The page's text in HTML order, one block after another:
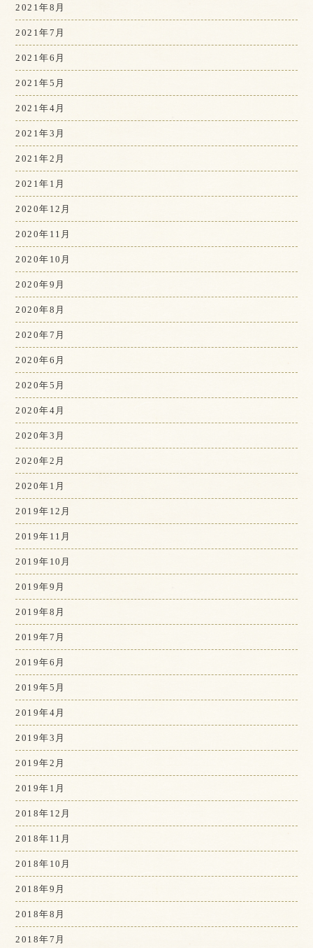
2021年8月
2021年7月
2021年6月
2021年5月
2021年4月
2021年3月
2021年2月
2021年1月
2020年12月
2020年11月
2020年10月
2020年9月
2020年8月
2020年7月
2020年6月
2020年5月
2020年4月
2020年3月
2020年2月
2020年1月
2019年12月
2019年11月
2019年10月
2019年9月
2019年8月
2019年7月
2019年6月
2019年5月
2019年4月
2019年3月
2019年2月
2019年1月
2018年12月
2018年11月
2018年10月
2018年9月
2018年8月
2018年7月